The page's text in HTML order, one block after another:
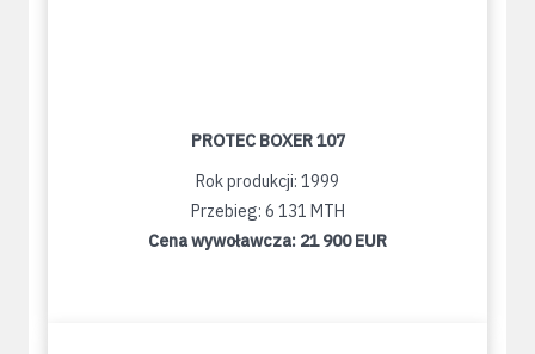
PROTEC BOXER 107
Rok produkcji: 1999
Przebieg: 6 131 MTH
Cena wywoławcza: 21 900 EUR